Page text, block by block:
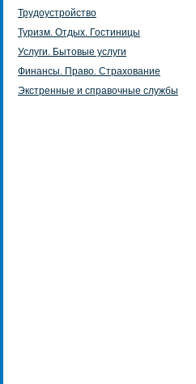
Трудоустройство
Туризм. Отдых. Гостиницы
Услуги. Бытовые услуги
Финансы. Право. Страхование
Экстренные и справочные службы